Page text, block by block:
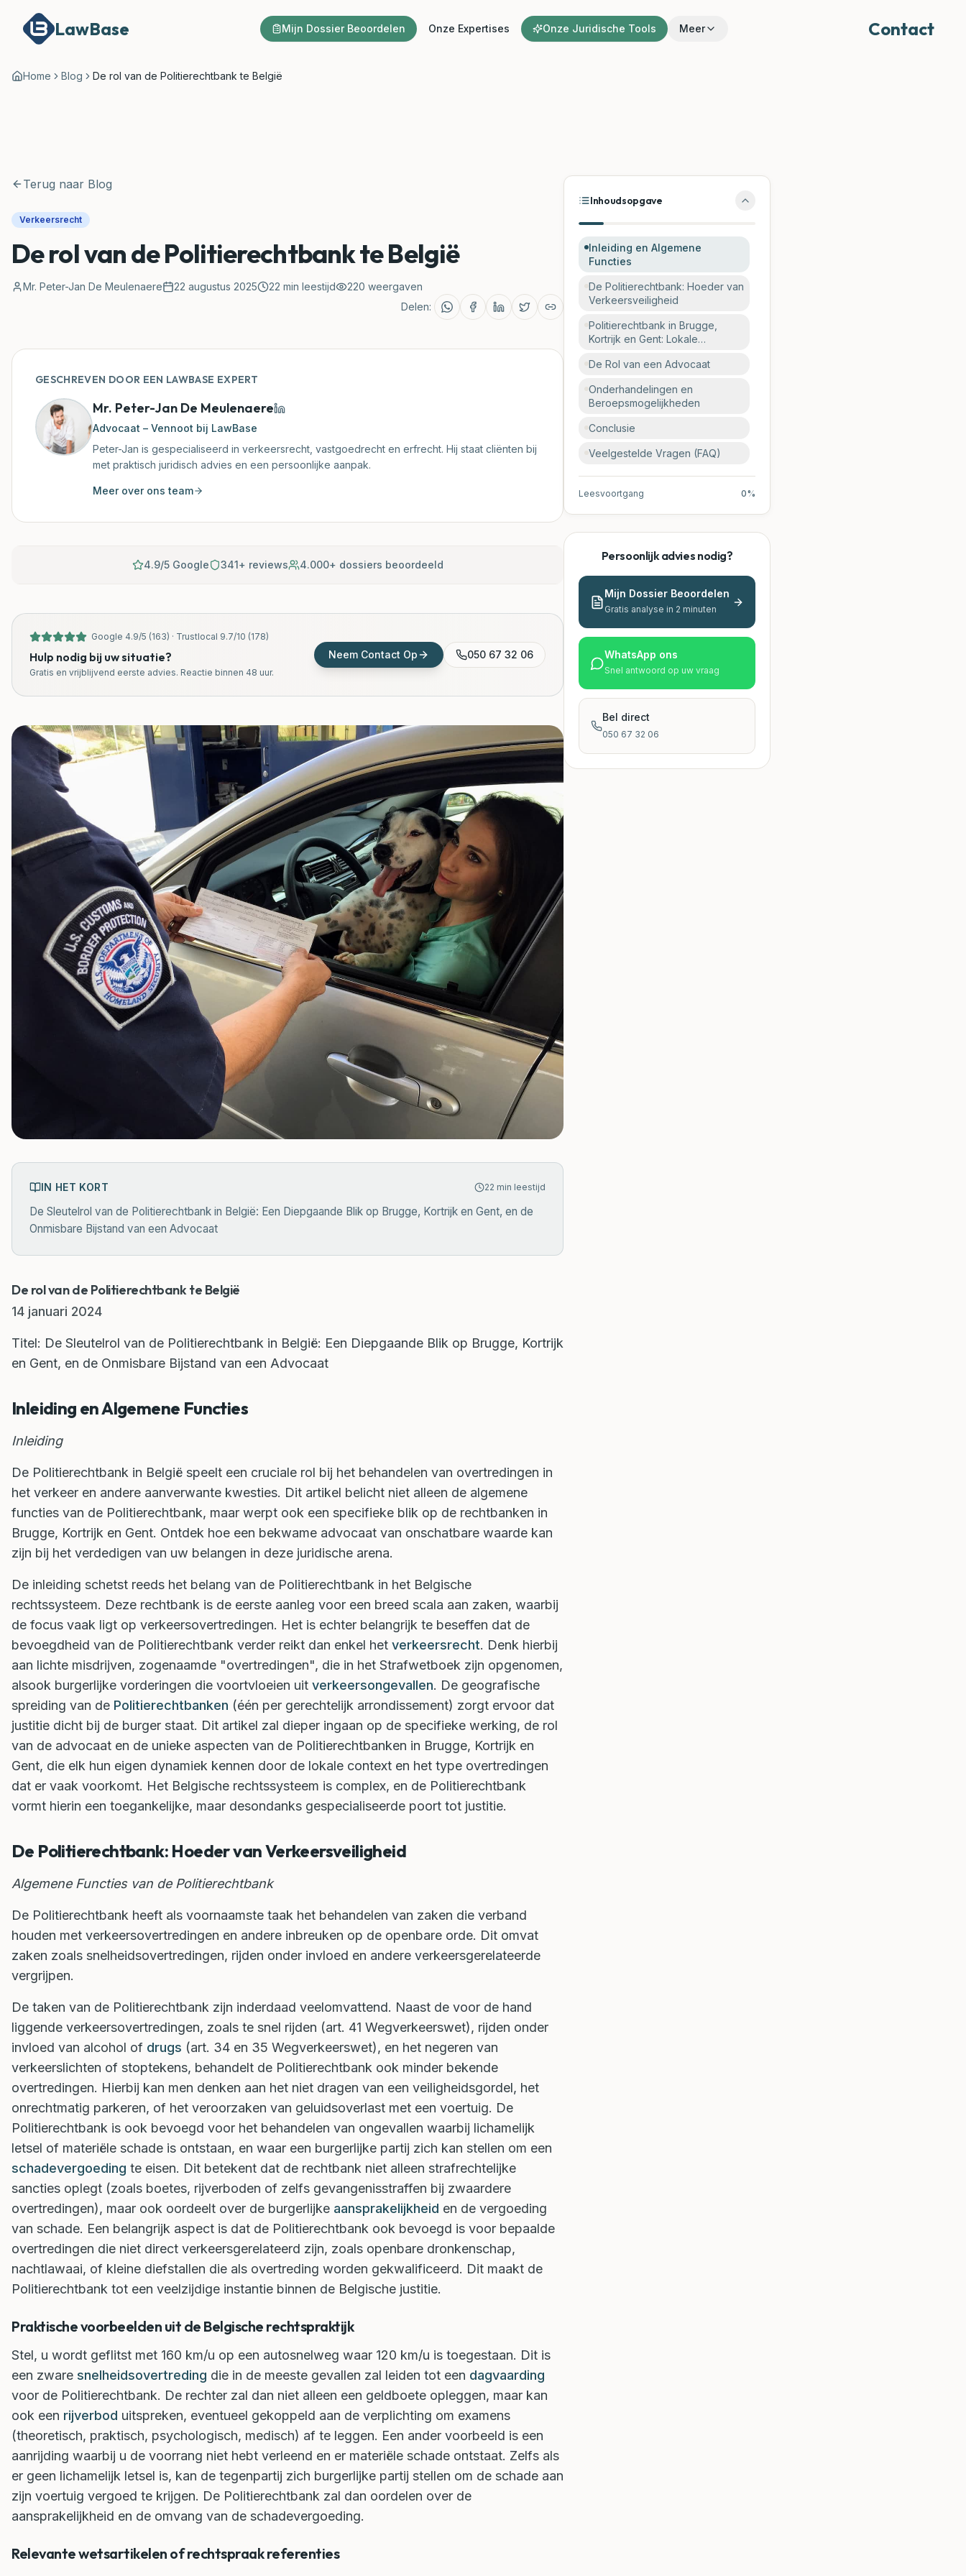
LawBase Mijn Dossier Beoordelen Onze Expertises Onze Juridische Tools Meer Contact
Home Blog De rol van de Politierechtbank te België
Terug naar Blog
Verkeersrecht
De rol van de Politierechtbank te België
Mr. Peter-Jan De Meulenaere 22 augustus 2025 22 min leestijd 220 weergaven
Delen:
GESCHREVEN DOOR EEN LAWBASE EXPERT
Mr. Peter-Jan De Meulenaere
Advocaat – Vennoot bij LawBase
Peter-Jan is gespecialiseerd in verkeersrecht, vastgoedrecht en erfrecht. Hij staat cliënten bij
met praktisch juridisch advies en een persoonlijke aanpak.
Meer over ons team
4.9/5 Google 341+ reviews 4.000+ dossiers beoordeeld
Google 4.9/5 (163) · Trustlocal 9.7/10 (178)
Hulp nodig bij uw situatie?
Gratis en vrijblijvend eerste advies. Reactie binnen 48 uur.
Neem Contact Op 050 67 32 06
IN HET KORT 22 min leestijd
De Sleutelrol van de Politierechtbank in België: Een Diepgaande Blik op Brugge, Kortrijk en Gent, en de
Onmisbare Bijstand van een Advocaat
De rol van de Politierechtbank te België
14 januari 2024
Titel: De Sleutelrol van de Politierechtbank in België: Een Diepgaande Blik op Brugge, Kortrijk
en Gent, en de Onmisbare Bijstand van een Advocaat
Inleiding en Algemene Functies
Inleiding
De Politierechtbank in België speelt een cruciale rol bij het behandelen van overtredingen in
het verkeer en andere aanverwante kwesties. Dit artikel belicht niet alleen de algemene
functies van de Politierechtbank, maar werpt ook een specifieke blik op de rechtbanken in
Brugge, Kortrijk en Gent. Ontdek hoe een bekwame advocaat van onschatbare waarde kan
zijn bij het verdedigen van uw belangen in deze juridische arena.
De inleiding schetst reeds het belang van de Politierechtbank in het Belgische
rechtssysteem. Deze rechtbank is de eerste aanleg voor een breed scala aan zaken, waarbij
de focus vaak ligt op verkeersovertredingen. Het is echter belangrijk te beseffen dat de
bevoegdheid van de Politierechtbank verder reikt dan enkel het verkeersrecht. Denk hierbij
aan lichte misdrijven, zogenaamde "overtredingen", die in het Strafwetboek zijn opgenomen,
alsook burgerlijke vorderingen die voortvloeien uit verkeersongevallen. De geografische
spreiding van de Politierechtbanken (één per gerechtelijk arrondissement) zorgt ervoor dat
justitie dicht bij de burger staat. Dit artikel zal dieper ingaan op de specifieke werking, de rol
van de advocaat en de unieke aspecten van de Politierechtbanken in Brugge, Kortrijk en
Gent, die elk hun eigen dynamiek kennen door de lokale context en het type overtredingen
dat er vaak voorkomt. Het Belgische rechtssysteem is complex, en de Politierechtbank
vormt hierin een toegankelijke, maar desondanks gespecialiseerde poort tot justitie.
De Politierechtbank: Hoeder van Verkeersveiligheid
Algemene Functies van de Politierechtbank
De Politierechtbank heeft als voornaamste taak het behandelen van zaken die verband
houden met verkeersovertredingen en andere inbreuken op de openbare orde. Dit omvat
zaken zoals snelheidsovertredingen, rijden onder invloed en andere verkeersgerelateerde
vergrijpen.
De taken van de Politierechtbank zijn inderdaad veelomvattend. Naast de voor de hand
liggende verkeersovertredingen, zoals te snel rijden (art. 41 Wegverkeerswet), rijden onder
invloed van alcohol of drugs (art. 34 en 35 Wegverkeerswet), en het negeren van
verkeerslichten of stoptekens, behandelt de Politierechtbank ook minder bekende
overtredingen. Hierbij kan men denken aan het niet dragen van een veiligheidsgordel, het
onrechtmatig parkeren, of het veroorzaken van geluidsoverlast met een voertuig. De
Politierechtbank is ook bevoegd voor het behandelen van ongevallen waarbij lichamelijk
letsel of materiële schade is ontstaan, en waar een burgerlijke partij zich kan stellen om een
schadevergoeding te eisen. Dit betekent dat de rechtbank niet alleen strafrechtelijke
sancties oplegt (zoals boetes, rijverboden of zelfs gevangenisstraffen bij zwaardere
overtredingen), maar ook oordeelt over de burgerlijke aansprakelijkheid en de vergoeding
van schade. Een belangrijk aspect is dat de Politierechtbank ook bevoegd is voor bepaalde
overtredingen die niet direct verkeersgerelateerd zijn, zoals openbare dronkenschap,
nachtlawaai, of kleine diefstallen die als overtreding worden gekwalificeerd. Dit maakt de
Politierechtbank tot een veelzijdige instantie binnen de Belgische justitie.
Praktische voorbeelden uit de Belgische rechtspraktijk
Stel, u wordt geflitst met 160 km/u op een autosnelweg waar 120 km/u is toegestaan. Dit is
een zware snelheidsovertreding die in de meeste gevallen zal leiden tot een dagvaarding
voor de Politierechtbank. De rechter zal dan niet alleen een geldboete opleggen, maar kan
ook een rijverbod uitspreken, eventueel gekoppeld aan de verplichting om examens
(theoretisch, praktisch, psychologisch, medisch) af te leggen. Een ander voorbeeld is een
aanrijding waarbij u de voorrang niet hebt verleend en er materiële schade ontstaat. Zelfs als
er geen lichamelijk letsel is, kan de tegenpartij zich burgerlijke partij stellen om de schade aan
zijn voertuig vergoed te krijgen. De Politierechtbank zal dan oordelen over de
aansprakelijkheid en de omvang van de schadevergoeding.
Relevante wetsartikelen of rechtspraak referenties
Inhoudsopgave
Inleiding en Algemene
Functies
De Politierechtbank: Hoeder van
Verkeersveiligheid
Politierechtbank in Brugge,
Kortrijk en Gent: Lokale
De Rol van een Advocaat
Onderhandelingen en
Beroepsmogelijkheden
Conclusie
Veelgestelde Vragen (FAQ)
Leesvoortgang 0%
Persoonlijk advies nodig?
Mijn Dossier Beoordelen
Gratis analyse in 2 minuten
WhatsApp ons
Snel antwoord op uw vraag
Bel direct
050 67 32 06